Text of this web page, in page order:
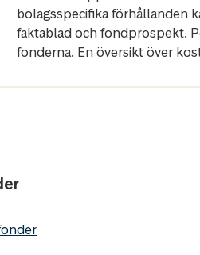
bolagsspecifika förhållanden
faktablad och fondprospekt.
fonderna. En översikt över